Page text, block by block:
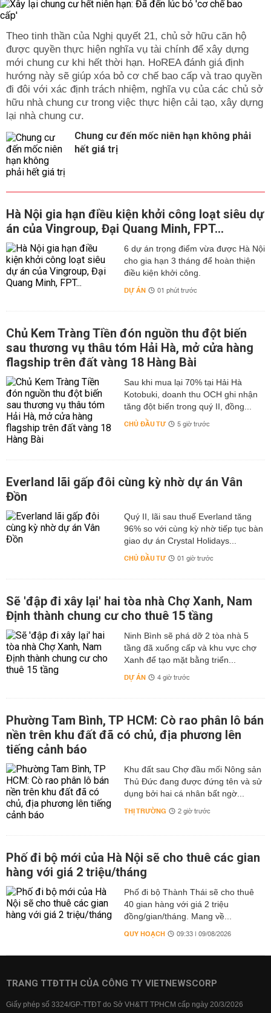
Theo tinh thần của Nghị quyết 21, chủ sở hữu căn hộ
được quyền thực hiện nghĩa vụ tài chính để xây dựng
mới chung cư khi hết thời hạn. HoREA đánh giá định
hướng này sẽ giúp xóa bỏ cơ chế bao cấp và trao quyền
đi đôi với xác định trách nhiệm, nghĩa vụ của các chủ sở
hữu nhà chung cư trong việc thực hiện cải tạo, xây dựng
lại nhà chung cư.
Chung cư đến mốc niên hạn không phải
hết giá trị
Hà Nội gia hạn điều kiện khởi công loạt siêu dự
án của Vingroup, Đại Quang Minh, FPT...
6 dự án trọng điểm vừa được Hà Nội
cho gia hạn 3 tháng để hoàn thiện
điều kiện khởi công.
DỰ ÁN 01 phút trước
Chủ Kem Tràng Tiền đón nguồn thu đột biến
sau thương vụ thâu tóm Hải Hà, mở cửa hàng
flagship trên đất vàng 18 Hàng Bài
Sau khi mua lại 70% tại Hải Hà
Kotobuki, doanh thu OCH ghi nhận
tăng đột biến trong quý II, đồng...
CHỦ ĐẦU TƯ 5 giờ trước
Everland lãi gấp đôi cùng kỳ nhờ dự án Vân
Đồn
Quý II, lãi sau thuế Everland tăng
96% so với cùng kỳ nhờ tiếp tục bàn
giao dự án Crystal Holidays...
CHỦ ĐẦU TƯ 01 giờ trước
Sẽ 'đập đi xây lại' hai tòa nhà Chợ Xanh, Nam
Định thành chung cư cho thuê 15 tầng
Ninh Bình sẽ phá dỡ 2 tòa nhà 5
tầng đã xuống cấp và khu vực chợ
Xanh để tạo mặt bằng triển...
DỰ ÁN 4 giờ trước
Phường Tam Bình, TP HCM: Cò rao phân lô bán
nền trên khu đất đã có chủ, địa phương lên
tiếng cảnh báo
Khu đất sau Chợ đầu mối Nông sản
Thủ Đức đang được đứng tên và sử
dụng bởi hai cá nhân bất ngờ...
THỊ TRƯỜNG 2 giờ trước
Phố đi bộ mới của Hà Nội sẽ cho thuê các gian
hàng với giá 2 triệu/tháng
Phố đi bộ Thành Thái sẽ cho thuê
40 gian hàng với giá 2 triệu
đồng/gian/tháng. Mang về...
QUY HOẠCH 09:33 | 09/08/2026
TRANG TTĐTTH CỦA CÔNG TY VIETNEWSCORP
Giấy phép số 3324/GP-TTĐT do Sở VH&TT TPHCM cấp ngày 20/3/2026